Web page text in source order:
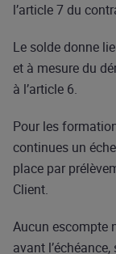
l’article 7 du
Le solde donne
et à mesure du
à l’article 6.
Pour les
continues un
place par
Client.
Aucun escompte
avant